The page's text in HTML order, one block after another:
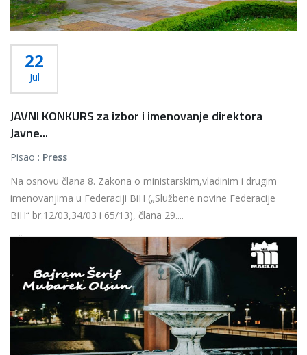
22
Jul
JAVNI KONKURS za izbor i imenovanje direktora
Javne...
Pisao : Press
Na osnovu člana 8. Zakona o ministarskim,vladinim i drugim
imenovanjima u Federaciji BiH („Službene novine Federacije
BiH“ br.12/03,34/03 i 65/13), člana 29....
Više...